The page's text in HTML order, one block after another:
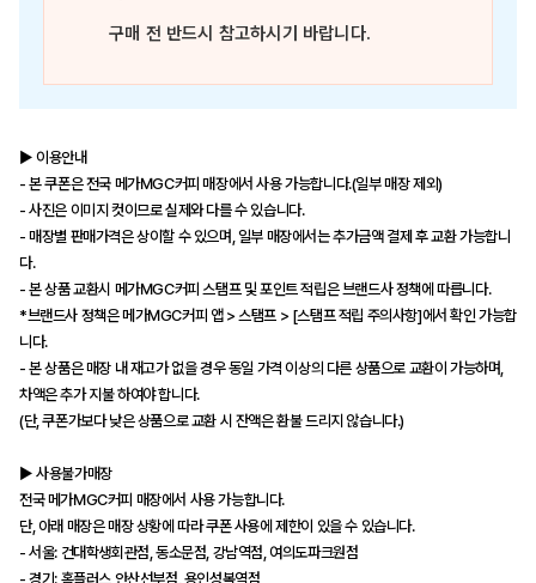
구매 전 반드시 참고하시기 바랍니다.
▶ 이용안내
- 본 쿠폰은 전국 메가MGC커피 매장에서 사용 가능합니다.(일부 매장 제외)
- 사진은 이미지 컷이므로 실제와 다를 수 있습니다.
- 매장별 판매가격은 상이할 수 있으며, 일부 매장에서는 추가금액 결제 후 교환 가능합니
다.
- 본 상품 교환시 메가MGC커피 스탬프 및 포인트 적립은 브랜드사 정책에 따릅니다.
*브랜드사 정책은 메가MGC커피 앱 > 스탬프 > [스탬프 적립 주의사항]에서 확인 가능합
니다.
- 본 상품은 매장 내 재고가 없을 경우 동일 가격 이상의 다른 상품으로 교환이 가능하며,
차액은 추가 지불 하여야 합니다.
(단, 쿠폰가보다 낮은 상품으로 교환 시 잔액은 환불 드리지 않습니다.)
▶ 사용불가매장
전국 메가MGC커피 매장에서 사용 가능합니다.
단, 아래 매장은 매장 상황에 따라 쿠폰 사용에 제한이 있을 수 있습니다.
- 서울: 건대학생회관점, 동소문점, 강남역점, 여의도파크원점
- 경기: 홈플러스 안산선부점, 용인성복역점